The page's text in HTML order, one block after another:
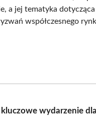
a jej tematyka
współczesnego
wydarzenie